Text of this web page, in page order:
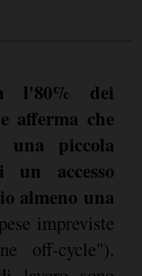
l'80% dei
afferma che
una piccola
un accesso
almeno una
impreviste
off-cycle").